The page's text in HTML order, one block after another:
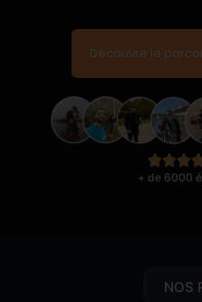
Découvre le
+ de 6000
NOS